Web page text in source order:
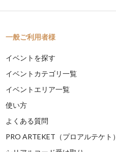
一般ご利用者様
イベントを探す
イベントカテゴリ一覧
イベントエリア一覧
使い方
よくある質問
PRO ARTEKET（プロアルテケト）